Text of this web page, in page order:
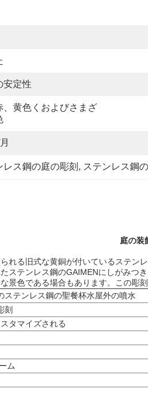
安定性
、黄色くおよびさまざ
レス鋼の庭の彫刻 , ステンレス鋼
庭の装
れる旧式な黄銅が付いているステ
ステンレス鋼のGAIMENにしがみつ
景色である場合もあります。この彫
ステンレス鋼の聖餐杯水屋外の噴水
刻
タマイズされる
ム